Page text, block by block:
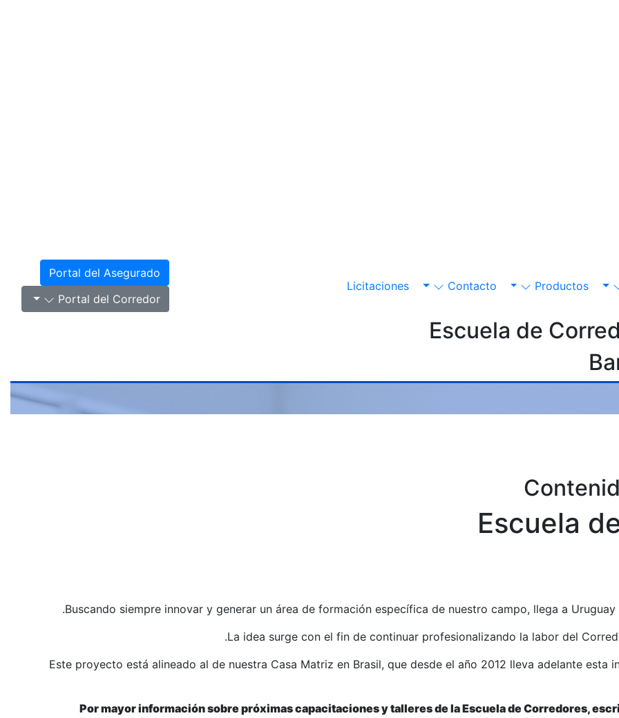
Productos
Contacto
Licitaciones
Portal del Asegurado
Portal del Corredor
Escuela de
Escuela
Buscando siempre innovar y generar un área de formación específica de nuestro campo, llega a
La idea surge con el fin de continuar profesionalizando la labor del
Este proyecto está alineado al de nuestra Casa Matriz en Brasil, que desde el año 2012 lleva adelante
Por mayor información sobre próximas capacitaciones y talleres de la Escuela de Corredores,